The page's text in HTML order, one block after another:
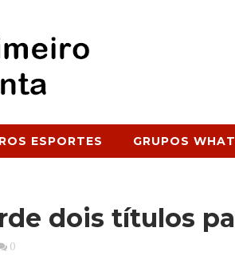
ESPORTES GRUPOS
dois títulos
0